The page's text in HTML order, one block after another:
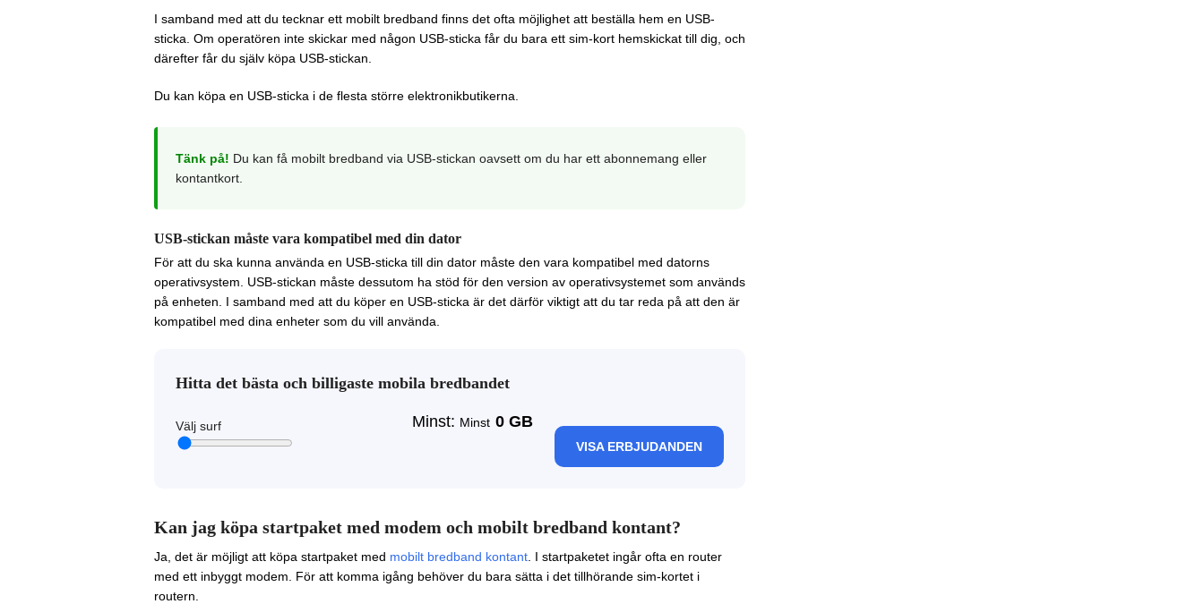
I samband med att du tecknar ett mobilt bredband finns det ofta möjlighet att beställa hem en USB-
sticka. Om operatören inte skickar med någon USB-sticka får du bara ett sim-kort hemskickat till dig, och
därefter får du själv köpa USB-stickan.
Du kan köpa en USB-sticka i de flesta större elektronikbutikerna.
Tänk på! Du kan få mobilt bredband via USB-stickan oavsett om du har ett abonnemang eller
kontantkort.
USB-stickan måste vara kompatibel med din dator
För att du ska kunna använda en USB-sticka till din dator måste den vara kompatibel med datorns
operativsystem. USB-stickan måste dessutom ha stöd för den version av operativsystemet som används
på enheten. I samband med att du köper en USB-sticka är det därför viktigt att du tar reda på att den är
kompatibel med dina enheter som du vill använda.
Hitta det bästa och billigaste mobila bredbandet
Välj surf Minst: 0 GB
VISA ERBJUDANDEN
Kan jag köpa startpaket med modem och mobilt bredband kontant?
Ja, det är möjligt att köpa startpaket med mobilt bredband kontant . I startpaketet ingår ofta en router
med ett inbyggt modem. För att komma igång behöver du bara sätta i det tillhörande sim-kortet i
routern.